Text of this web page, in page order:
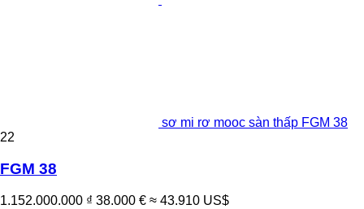
sơ mi rơ mooc sàn thấp FGM 38
22
FGM 38
1.152.000.000 ₫ 38.000 € ≈ 43.910 US$